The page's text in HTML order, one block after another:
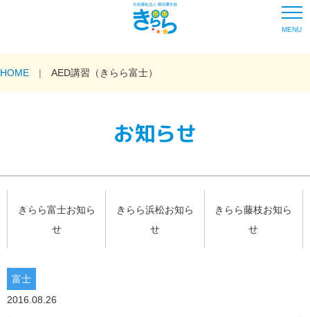
MENU
HOME AED講習（きらら富士）
お知らせ
きらら富士お知ら
せ
きらら浜松お知ら
せ
きらら藤枝お知ら
せ
富士
2016.08.26